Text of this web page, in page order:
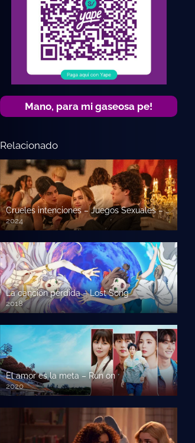
Mano, para mi gaseosa pe!
Relacionado
Crueles intenciones – Juegos Sexuales – Malas Intenciones
2024
La canción perdida – Lost Song
2018
El amor es la meta – Run on
2020